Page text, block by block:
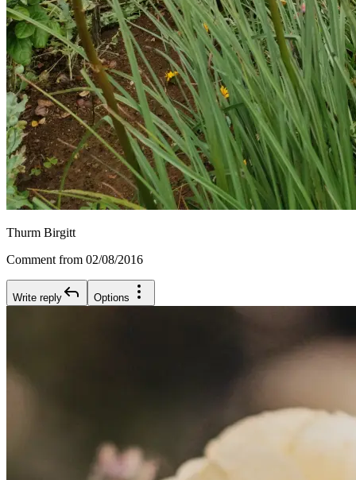
Thurm Birgitt
Comment from 02/08/2016
Write reply Options